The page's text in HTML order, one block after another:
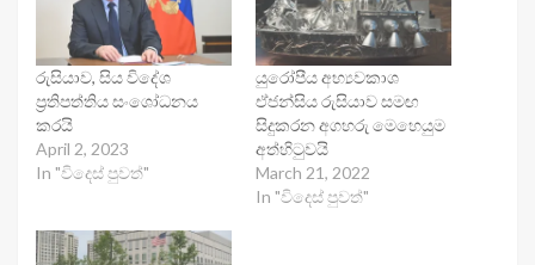
රුසියාව, සිය විදේශ
ප්‍රතිපත්තිය සංශෝධනය
කරයි
April 2, 2023
In "විදෙස් පුවත්"
යුරෝපීය අභ්‍යවකාශ
ඒජන්සිය රුසියාව සමඟ
සිදුකරන අගහරු මෙහෙයුම
අත්හිටුවයි
March 21, 2022
In "විදෙස් පුවත්"